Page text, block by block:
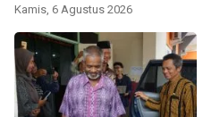
Kamis, 6 Agustus 2026